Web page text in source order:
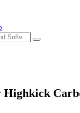
Highkick